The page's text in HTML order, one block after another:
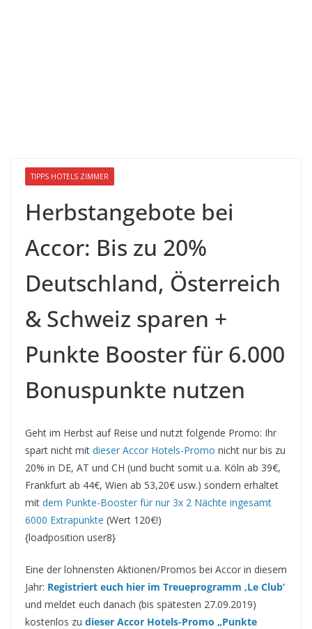
TIPPS HOTELS ZIMMER
Herbstangebote bei
Accor: Bis zu 20%
Deutschland, Österreich
& Schweiz sparen +
Punkte Booster für 6.000
Bonuspunkte nutzen
Geht im Herbst auf Reise und nutzt folgende Promo: Ihr
spart nicht mit dieser Accor Hotels-Promo nicht nur bis zu
20% in DE, AT und CH (und bucht somit u.a. Köln ab 39€,
Frankfurt ab 44€, Wien ab 53,20€ usw.) sondern erhaltet
mit dem Punkte-Booster für nur 3x 2 Nächte ingesamt
6000 Extrapunkte (Wert 120€!)
{loadposition user8}
Eine der lohnensten Aktionen/Promos bei Accor in diesem
Jahr: Registriert euch hier im Treueprogramm ‚Le Club‘
und meldet euch danach (bis spätesten 27.09.2019)
kostenlos zu dieser Accor Hotels-Promo „Punkte